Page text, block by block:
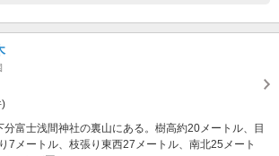
)
富士浅間神社の裏山にある。樹高約20メートル、目
7メートル、枝張り東西27メートル、南北25メート